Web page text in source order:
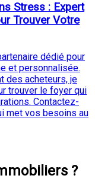
Stress : Expert
Trouver Votre
dédié pour
et personnalisée.
des acheteurs, je
trouver le foyer qui
Contactez-
met vos besoins au
?